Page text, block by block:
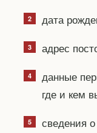
дата
адрес
данные
где и кем
сведения